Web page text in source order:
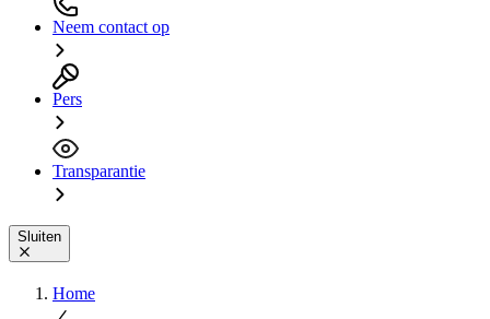
Neem contact op
Pers
Transparantie
Sluiten
Home